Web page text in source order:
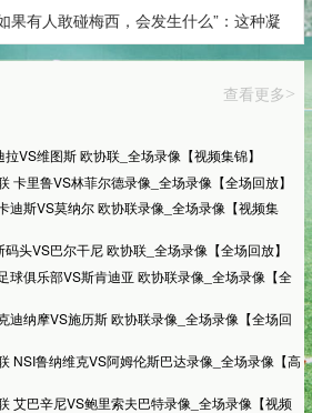
果有人敢碰梅西，会发生什么”：这种凝
查看更多>
VS维图斯 欧协联_全场录像【视频集锦】
卡里鲁VS林菲尔德录像_全场录像【全场回放】
迪斯VS莫纳尔 欧协联录像_全场录像【视频集
头VS巴尔干尼 欧协联_全场录像【全场回放】
球俱乐部VS斯肯迪亚 欧协联录像_全场录像【全
迪纳摩VS施历斯 欧协联录像_全场录像【全场回
NSI鲁纳维克VS阿姆伦斯巴达录像_全场录像【高
艾巴辛尼VS鲍里索夫巴特录像_全场录像【视频